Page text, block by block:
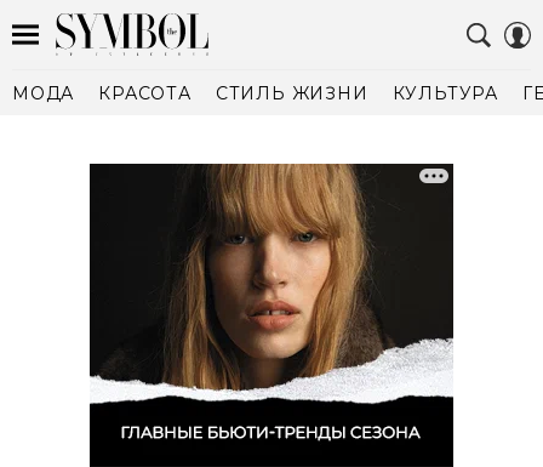
МОДА КРАСОТА СТИЛЬ ЖИЗНИ КУЛЬТУРА